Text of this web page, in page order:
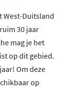
West-Duitsland
30 jaar
mag je het
op dit gebied.
Om deze
op